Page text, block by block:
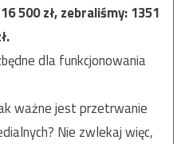
16 500zł, zebraliśmy:1351
dla funkcjonowania
ważne jest przetrwanie
Nie zwlekaj więc,